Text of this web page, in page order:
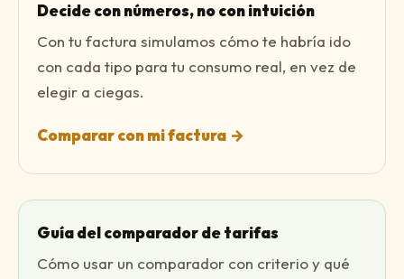
Decide con números, no con intuición
Con tu factura simulamos cómo te habría ido
con cada tipo para tu consumo real, en vez de
elegir a ciegas.
Comparar con mi factura →
Guía del comparador de tarifas
Cómo usar un comparador con criterio y qué